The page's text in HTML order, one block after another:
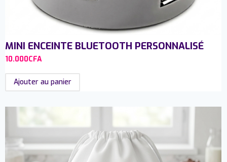
MINI ENCEINTE BLUETOOTH PERSONNALISÉ
10.000CFA
Ajouter au panier